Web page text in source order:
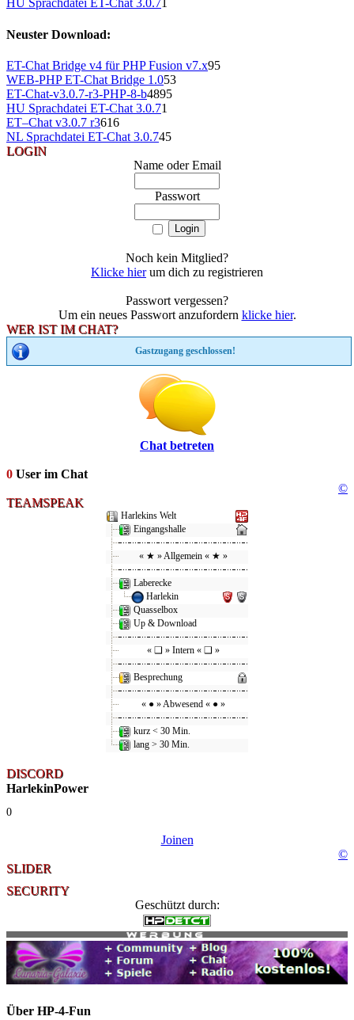
HU Sprachdatei ET-Chat 3.0.7
Neuster Download:
ET-Chat Bridge v4 für PHP Fusion v7.x95
WEB-PHP ET-Chat Bridge 1.053
ET-Chat-v3.0.7-r3-PHP-8-b4895
HU Sprachdatei ET-Chat 3.0.71
ET–Chat v3.0.7 r3616
NL Sprachdatei ET-Chat 3.0.745
LOGIN
Name oder Email
Passwort
Noch kein Mitglied?
Klicke hierum dich zu registrieren
Passwort vergessen?
Um ein neues Passwort anzufordern klicke hier.
WER IST IM CHAT?
Gastzugang geschlossen!
Chat betreten
0 User im Chat
©
TEAMSPEAK
Harlekins Welt
Eingangshalle
« ★ » Allgemein « ★ »
Laberecke
Harlekin
Quasselbox
Up & Download
« ❑ » Intern « ❑ »
Besprechung
« ● » Abwesend « ● »
kurz < 30 Min.
lang > 30 Min.
DISCORD
HarlekinPower
0
Joinen
©
SLIDER
SECURITY
Geschützt durch:
Über HP-4-Fun